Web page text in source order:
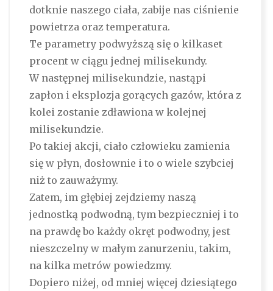
dotknie naszego ciała, zabije nas ciśnienie
powietrza oraz temperatura.
Te parametry podwyższą się o kilkaset
procent w ciągu jednej milisekundy.
W następnej milisekundzie, nastąpi
zapłon i eksplozja gorących gazów, która z
kolei zostanie zdławiona w kolejnej
milisekundzie.
Po takiej akcji, ciało człowieku zamienia
się w płyn, dosłownie i to o wiele szybciej
niż to zauważymy.
Zatem, im głębiej zejdziemy naszą
jednostką podwodną, tym bezpieczniej i to
na prawdę bo każdy okręt podwodny, jest
nieszczelny w małym zanurzeniu, takim,
na kilka metrów powiedzmy.
Dopiero niżej, od mniej więcej dziesiątego